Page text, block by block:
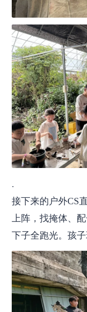
.
接下来的户外CS
上阵，找掩体、
下子全跑光。孩